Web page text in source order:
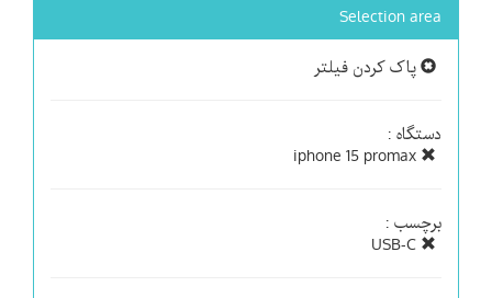
Selection area
پاک کردن فیلتر
دستگاه :
برچسب :